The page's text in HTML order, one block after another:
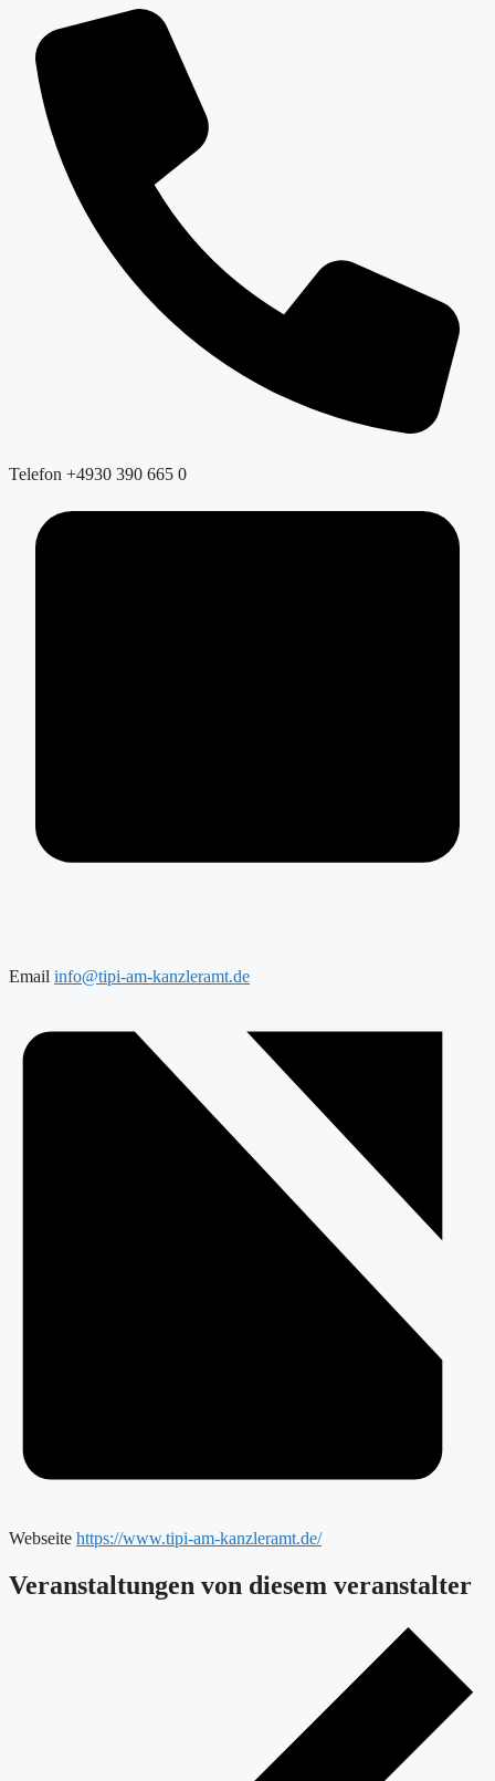
Telefon +4930 390 665 0
Email info@tipi-am-kanzleramt.de
Webseite https://www.tipi-am-kanzleramt.de/
Veranstaltungen von diesem veranstalter